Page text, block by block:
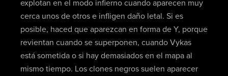
explotan en el modo infierno cuando aparecen muy
cerca unos de otros e infligen daño letal. Si es
posible, haced que aparezcan en forma de Y, porque
revientan cuando se superponen, cuando Vykas
está sometida o si hay demasiados en el mapa al
mismo tiempo. Los clones negros suelen aparecer